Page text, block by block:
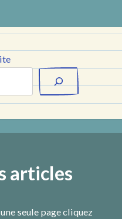
articles
seule page cliquez